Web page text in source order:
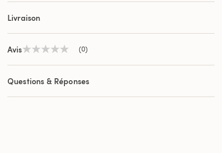
Livraison
AvisAucune
de
notation
Lien
la
(0)
Questions & Réponses